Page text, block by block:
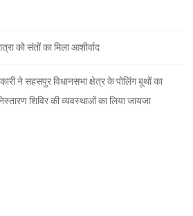
को संतों का मिला आशीर्वाद
ने सहसपुर विधानसभा क्षेत्र के पोलिंग बूथों का
शिविर की व्यवस्थाओं का लिया जायजा